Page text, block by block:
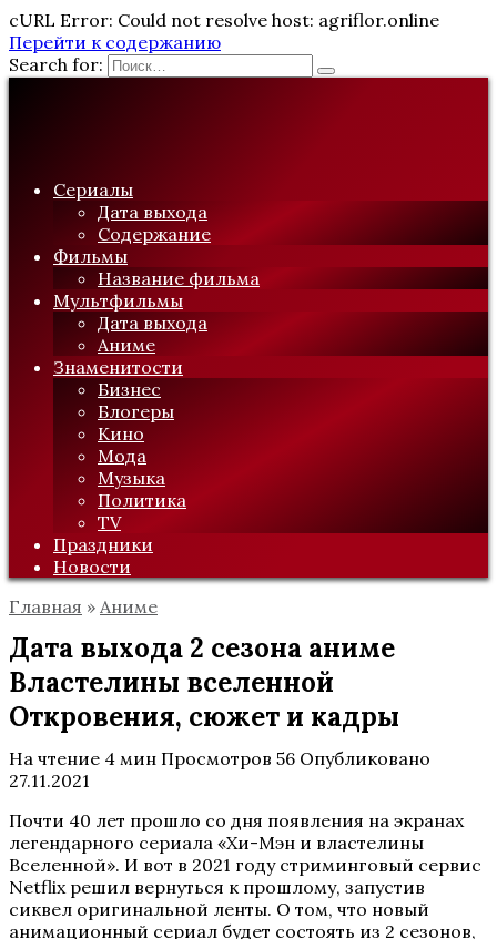
cURL Error: Could not resolve host: agriflor.online
Перейти к содержанию
Search for:
Сериалы
Дата выхода
Содержание
Фильмы
Название фильма
Мультфильмы
Дата выхода
Аниме
Знаменитости
Бизнес
Блогеры
Кино
Мода
Музыка
Политика
TV
Праздники
Новости
Главная » Аниме
Дата выхода 2 сезона аниме
Властелины вселенной
Откровения, сюжет и кадры
На чтение 4 мин Просмотров 56 Опубликовано
27.11.2021
Почти 40 лет прошло со дня появления на экранах
легендарного сериала «Хи-Мэн и властелины
Вселенной». И вот в 2021 году стриминговый сервис
Netflix решил вернуться к прошлому, запустив
сиквел оригинальной ленты. О том, что новый
анимационный сериал будет состоять из 2 сезонов,